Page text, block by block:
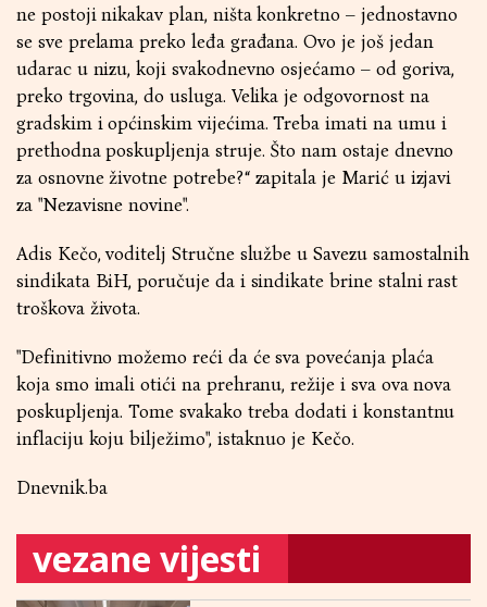
ne postoji nikakav plan, ništa konkretno – jednostavno
se sve prelama preko leđa građana. Ovo je još jedan
udarac u nizu, koji svakodnevno osjećamo – od goriva,
preko trgovina, do usluga. Velika je odgovornost na
gradskim i općinskim vijećima. Treba imati na umu i
prethodna poskupljenja struje. Što nam ostaje dnevno
za osnovne životne potrebe?“ zapitala je Marić u izjavi
za "Nezavisne novine".
Adis Kečo, voditelj Stručne službe u Savezu samostalnih
sindikata BiH, poručuje da i sindikate brine stalni rast
troškova života.
"Definitivno možemo reći da će sva povećanja plaća
koja smo imali otići na prehranu, režije i sva ova nova
poskupljenja. Tome svakako treba dodati i konstantnu
inflaciju koju bilježimo", istaknuo je Kečo.
Dnevnik.ba
vezane vijesti